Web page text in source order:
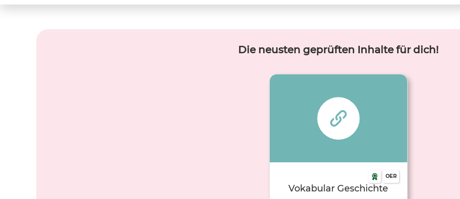
Die neusten geprüften Inhalte für dich!
OER
Vokabular Geschichte